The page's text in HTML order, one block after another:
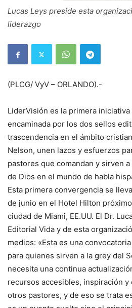
Lucas Leys preside esta
liderazgo
(PLCG/ VyV – ORLANDO).-
LiderVisión es la primera
encaminada por los dos sellos
trascendencia en el ámbito
Nelson, unen lazos y esfuerzos
pastores que comandan y sirven
de Dios en el mundo de habla
Esta primera convergencia se
de junio en el Hotel Hilton
ciudad de Miami, EE.UU. El Dr.
Editorial Vida y de esta
medios: «Esta es una
para quienes sirven a la grey del
necesita una continua
recursos accesibles, inspiración y
otros pastores, y de eso se trata